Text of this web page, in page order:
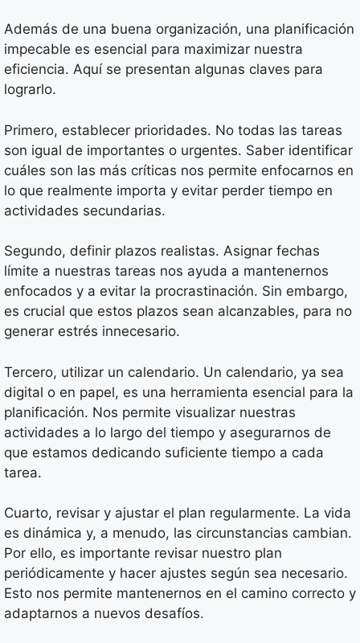
Además de una buena organización, una planificación
impecable es esencial para maximizar nuestra
eficiencia. Aquí se presentan algunas claves para
lograrlo.
Primero, establecer prioridades. No todas las tareas
son igual de importantes o urgentes. Saber identificar
cuáles son las más críticas nos permite enfocarnos en
lo que realmente importa y evitar perder tiempo en
actividades secundarias.
Segundo, definir plazos realistas. Asignar fechas
límite a nuestras tareas nos ayuda a mantenernos
enfocados y a evitar la procrastinación. Sin embargo,
es crucial que estos plazos sean alcanzables, para no
generar estrés innecesario.
Tercero, utilizar un calendario. Un calendario, ya sea
digital o en papel, es una herramienta esencial para la
planificación. Nos permite visualizar nuestras
actividades a lo largo del tiempo y asegurarnos de
que estamos dedicando suficiente tiempo a cada
tarea.
Cuarto, revisar y ajustar el plan regularmente. La vida
es dinámica y, a menudo, las circunstancias cambian.
Por ello, es importante revisar nuestro plan
periódicamente y hacer ajustes según sea necesario.
Esto nos permite mantenernos en el camino correcto y
adaptarnos a nuevos desafíos.